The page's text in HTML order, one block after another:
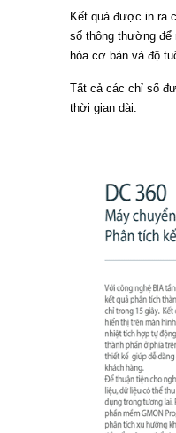
Kết quả được in ra
số thông thường
hóa cơ bản và độ
Tất cả các chỉ số
thời gian dài.